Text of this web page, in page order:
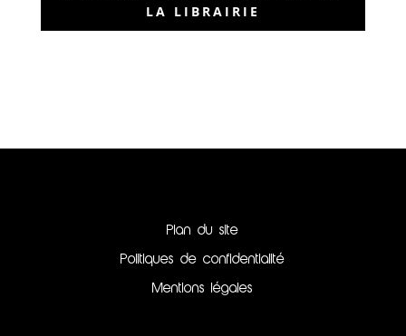
LA LIBRAIRIE
Plan du site
Politiques de confidentialité
Mentions légales